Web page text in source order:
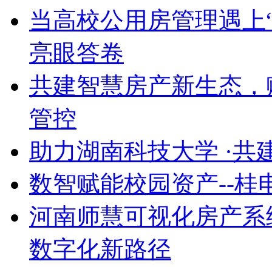
当高校公用房管理遇
亮眼答卷
共建智慧房产新生态
管控
助力湖南科技大学 ·共
数智赋能校园资产--桂
河南师慧可视化房产
数字化新路径